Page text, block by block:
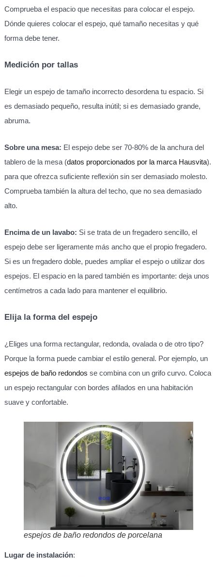
Comprueba el espacio que necesitas para colocar el espejo.
Dónde quieres colocar el espejo, qué tamaño necesitas y qué
forma debe tener.
Medición por tallas
Elegir un espejo de tamaño incorrecto desordena tu espacio. Si
es demasiado pequeño, resulta inútil; si es demasiado grande,
abruma.
Sobre una mesa: El espejo debe ser 70-80% de la anchura del
tablero de la mesa (datos proporcionados por la marca Hausvita).
para que ofrezca suficiente reflexión sin ser demasiado molesto.
Comprueba también la altura del techo, que no sea demasiado
alto.
Encima de un lavabo: Si se trata de un fregadero sencillo, el
espejo debe ser ligeramente más ancho que el propio fregadero.
Si es un fregadero doble, puedes ampliar el espejo o utilizar dos
espejos. El espacio en la pared también es importante: deja unos
centímetros a cada lado para mantener el equilibrio.
Elija la forma del espejo
¿Eliges una forma rectangular, redonda, ovalada o de otro tipo?
Porque la forma puede cambiar el estilo general. Por ejemplo, un
espejos de baño redondos se combina con un grifo curvo. Coloca
un espejo rectangular con bordes afilados en una habitación
suave y confortable.
espejos de baño redondos de porcelana
Lugar de instalación: